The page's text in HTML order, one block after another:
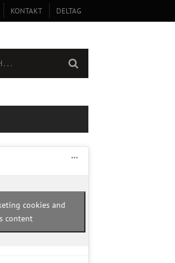
KONTAKT DELTAG
cookies and
content